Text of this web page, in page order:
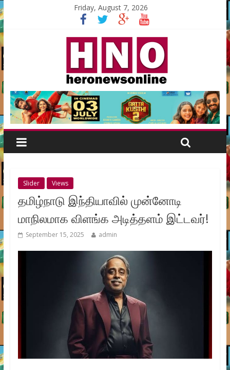
Friday, August 7, 2026
Slider Views
தமிழ்நாடு இந்தியாவில் முன்னோடி
மாநிலமாக விளங்க அடித்தளம் இட்டவர்!
September 15, 2025 admin